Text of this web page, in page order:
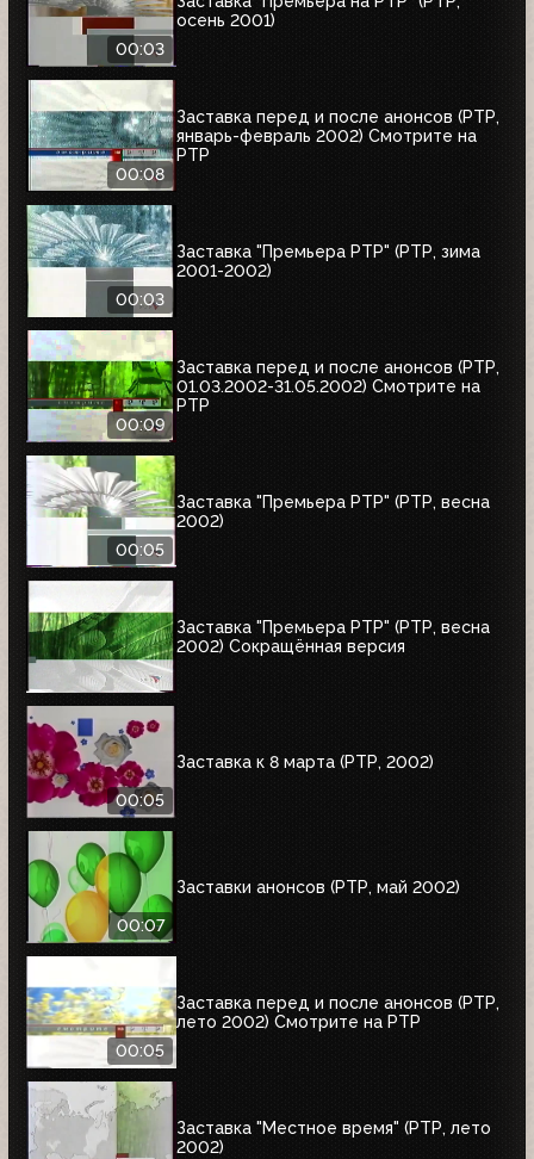
00:03
осень 2001)
00:08
Заставка перед и после анонсов (РТР,
январь-февраль 2002) Смотрите на
РТР
00:03
Заставка "Премьера РТР" (РТР, зима
2001-2002)
00:09
Заставка перед и после анонсов (РТР,
01.03.2002-31.05.2002) Смотрите на
РТР
00:05
Заставка "Премьера РТР" (РТР, весна
2002)
Заставка "Премьера РТР" (РТР, весна
2002) Сокращённая версия
00:05
Заставка к 8 марта (РТР, 2002)
00:07
Заставки анонсов (РТР, май 2002)
00:05
Заставка перед и после анонсов (РТР,
лето 2002) Смотрите на РТР
Заставка "Местное время" (РТР, лето
2002)